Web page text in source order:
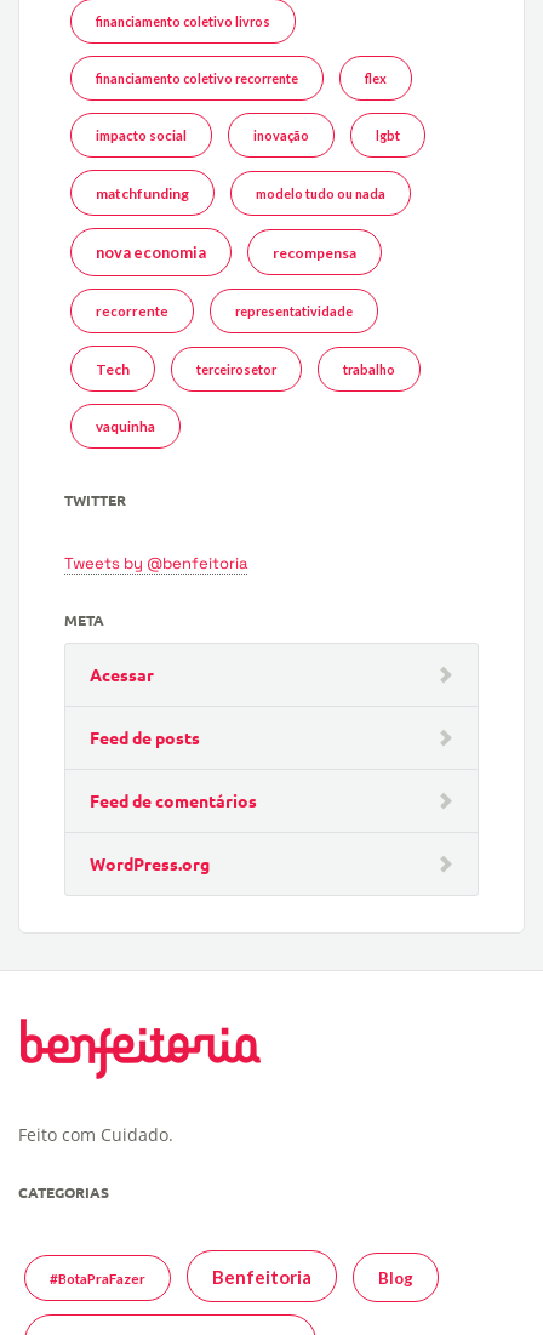
financiamento coletivo livros
financiamento coletivo recorrente flex
impacto social inovação lgbt
matchfunding modelo tudo ou nada
nova economia recompensa
recorrente representatividade
Tech terceirosetor trabalho
vaquinha
TWITTER
Tweets by @benfeitoria
META
Acessar
Feed de posts
Feed de comentários
WordPress.org
Feito com Cuidado.
CATEGORIAS
#BotaPraFazer Benfeitoria Blog